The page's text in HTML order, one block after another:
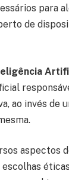
para
de
ao invés de
aspectos